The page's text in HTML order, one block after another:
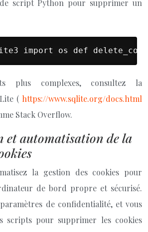
script Python pour supprimer un
import os def
plus complexes, consultez la
( https://www.sqlite.org/docs.html
Stack Overflow.
et automatisation de la
la gestion des cookies pour
de bord propre et sécurisé.
de confidentialité, et vous
scripts pour supprimer les cookies